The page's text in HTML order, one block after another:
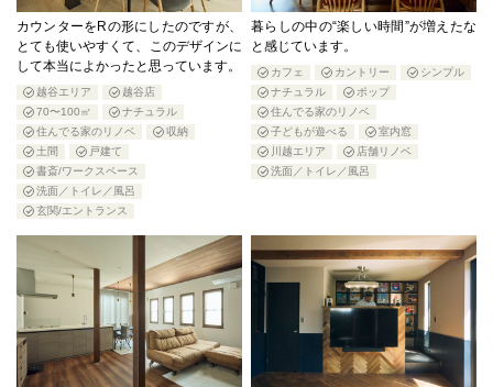
カウンターをRの形にしたのですが、
とても使いやすくて、このデザインに
して本当によかったと思っています。
越谷エリア
越谷店
70〜100㎡
ナチュラル
住んでる家のリノベ
収納
土間
戸建て
書斎/ワークスペース
洗面／トイレ／風呂
玄関/エントランス
暮らしの中の“楽しい時間”が増えたな
と感じています。
カフェ カントリー
シンプル
ナチュラル
ポップ
住んでる家のリノベ
子どもが遊べる
室内窓
川越エリア
店舗リノベ
洗面／トイレ／風呂